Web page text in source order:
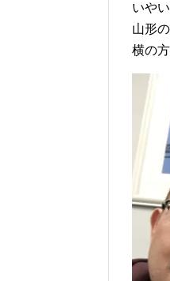
いや
山形
横の